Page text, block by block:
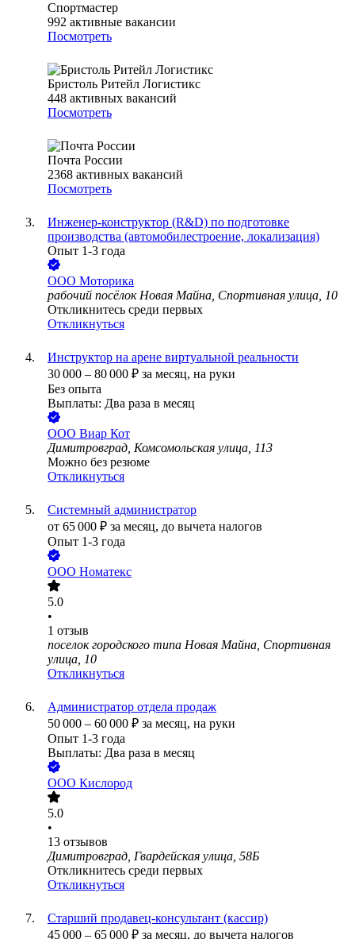
Спортмастер
992 активные вакансии
Посмотреть
Бристоль Ритейл Логистикс
448 активных вакансий
Посмотреть
Почта России
2368 активных вакансий
Посмотреть
Инженер-конструктор (R&D) по подготовке
производства (автомобилестроение, локализация)
Опыт 1-3 года
ООО Моторика
рабочий посёлок Новая Майна, Спортивная улица, 10
Откликнитесь среди первых
Откликнуться
Инструктор на арене виртуальной реальности
30 000 – 80 000 ₽ за месяц, на руки
Без опыта
Выплаты: Два раза в месяц
ООО Виар Кот
Димитровград, Комсомольская улица, 113
Можно без резюме
Откликнуться
Системный администратор
от 65 000 ₽ за месяц, до вычета налогов
Опыт 1-3 года
ООО Номатекс
5.0
•
1 отзыв
поселок городского типа Новая Майна, Спортивная
улица, 10
Откликнуться
Администратор отдела продаж
50 000 – 60 000 ₽ за месяц, на руки
Опыт 1-3 года
Выплаты: Два раза в месяц
ООО Кислород
5.0
•
13 отзывов
Димитровград, Гвардейская улица, 58Б
Откликнитесь среди первых
Откликнуться
Старший продавец-консультант (кассир)
45 000 – 65 000 ₽ за месяц, до вычета налогов